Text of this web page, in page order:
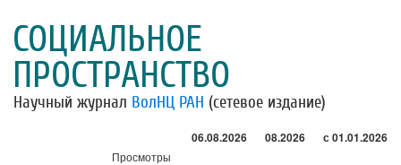
СОЦИАЛЬНОЕ
ПРОСТРАНСТВО
Научный журнал ВолНЦ РАН (сетевое издание)
06.08.2026 08.2026 с 01.01.2026
Просмотры